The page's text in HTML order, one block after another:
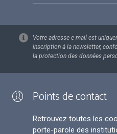
Votre adresse e-mail est
inscription à la newsletter,
la protection des données
Points de contact
Retrouvez toutes les
porte-parole des